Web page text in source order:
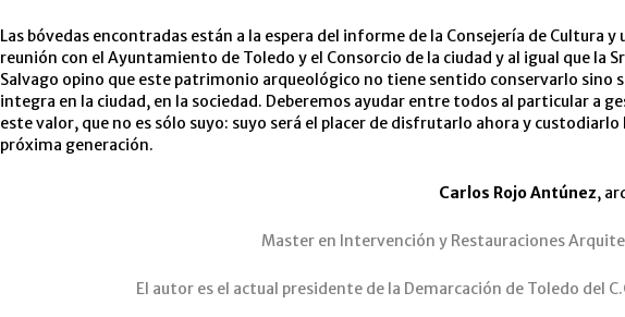
Las bóvedas encontradas están a la espera del informe de la Consejería de Cultura y
reunión con el Ayuntamiento de Toledo y el Consorcio de la ciudad y al igual que la
Salvago opino que este patrimonio arqueológico no tiene sentido conservarlo sino
integra en la ciudad, en la sociedad. Deberemos ayudar entre todos al particular a
este valor, que no es sólo suyo: suyo será el placer de disfrutarlo ahora y custodiarlo
próxima generación.
Carlos Rojo Antúnez,
Master en Intervención y Restauraciones
El autor es el actual presidente de la Demarcación de Toledo del